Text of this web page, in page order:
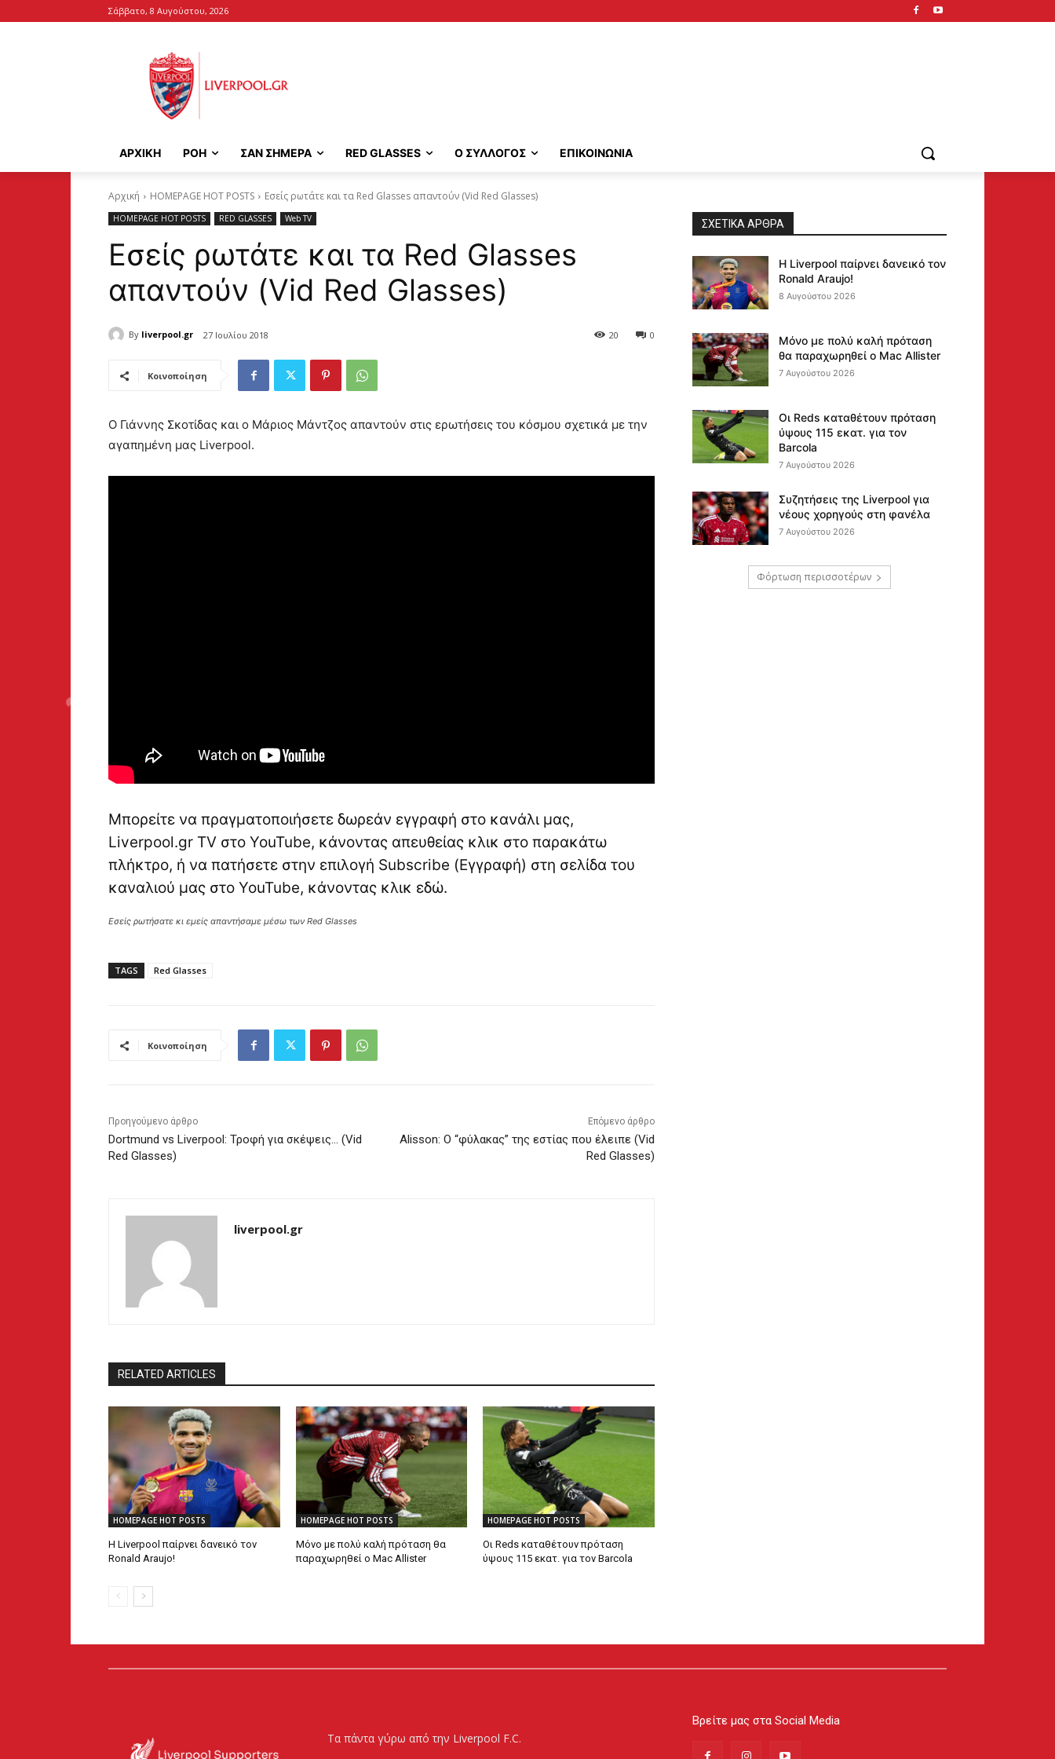
Σάββατο, 8 Αυγούστου, 2026
ΑΡΧΙΚΉ ΡΟΗ ΣΑΝ ΣΗΜΕΡΑ RED GLASSES Ο ΣΥΛΛΟΓΟΣ ΕΠΙΚΟΙΝΩΝΙΑ
Αρχική HOMEPAGE HOT POSTS Εσείς ρωτάτε και τα Red Glasses απαντούν (Vid Red Glasses)
HOMEPAGE HOT POSTS RED GLASSES Web TV
Εσείς ρωτάτε και τα Red Glasses
απαντούν (Vid Red Glasses)
By liverpool.gr 27 Ιουλίου 2018 0
20
Κοινοποίηση
Ο Γιάννης Σκοτίδας και ο Μάριος Μάντζος απαντούν στις ερωτήσεις του κόσμου σχετικά με την
αγαπημένη μας Liverpool.
Μπορείτε να πραγματοποιήσετε δωρεάν εγγραφή στο κανάλι μας,
Liverpool.gr TV στο YouTube, κάνοντας απευθείας κλικ στο παρακάτω
πλήκτρο, ή να πατήσετε στην επιλογή Subscribe (Εγγραφή) στη σελίδα του
καναλιού μας στο YouTube, κάνοντας κλικ εδώ.
Εσείς ρωτήσατε κι εμείς απαντήσαμε μέσω των Red Glasses
TAGS Red Glasses
Κοινοποίηση
Προηγούμενο άρθρο
Dortmund vs Liverpool: Τροφή για σκέψεις… (Vid
Red Glasses)
Επόμενο άρθρο
Alisson: Ο “φύλακας” της εστίας που έλειπε (Vid
Red Glasses)
liverpool.gr
RELATED ARTICLES
HOMEPAGE HOT POSTS
Η Liverpool παίρνει δανεικό τον
Ronald Araujo!
HOMEPAGE HOT POSTS
Μόνο με πολύ καλή πρόταση θα
παραχωρηθεί ο Mac Allister
HOMEPAGE HOT POSTS
Οι Reds καταθέτουν πρόταση
ύψους 115 εκατ. για τον Barcola
ΣΧΕΤΙΚΆ ΆΡΘΡΑ
Η Liverpool παίρνει δανεικό τον
Ronald Araujo!
8 Αυγούστου 2026
Μόνο με πολύ καλή πρόταση
θα παραχωρηθεί ο Mac Allister
7 Αυγούστου 2026
Οι Reds καταθέτουν πρόταση
ύψους 115 εκατ. για τον
Barcola
7 Αυγούστου 2026
Συζητήσεις της Liverpool για
νέους χορηγούς στη φανέλα
7 Αυγούστου 2026
Φόρτωση περισσοτέρων
Τα πάντα γύρω από την Liverpool F.C.
Βρείτε μας στα Social Media